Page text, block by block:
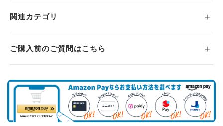
関連カテゴリ
ご購入前のご質問はこちら